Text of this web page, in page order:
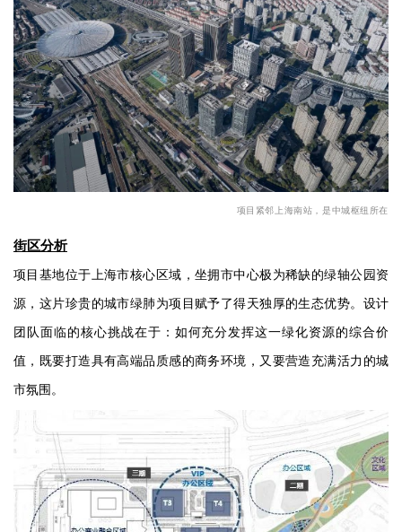
企业会员
关于投稿
广告投放
关于我们
联系我们
项目紧邻上海南站，是中城枢纽所在
街区分析
项目基地位于上海市核心区域，坐拥市中心极为稀缺的绿轴公园资
源，这片珍贵的城市绿肺为项目赋予了得天独厚的生态优势。设计
团队面临的核心挑战在于：如何充分发挥这一绿化资源的综合价
值，既要打造具有高端品质感的商务环境，又要营造充满活力的城
市氛围。